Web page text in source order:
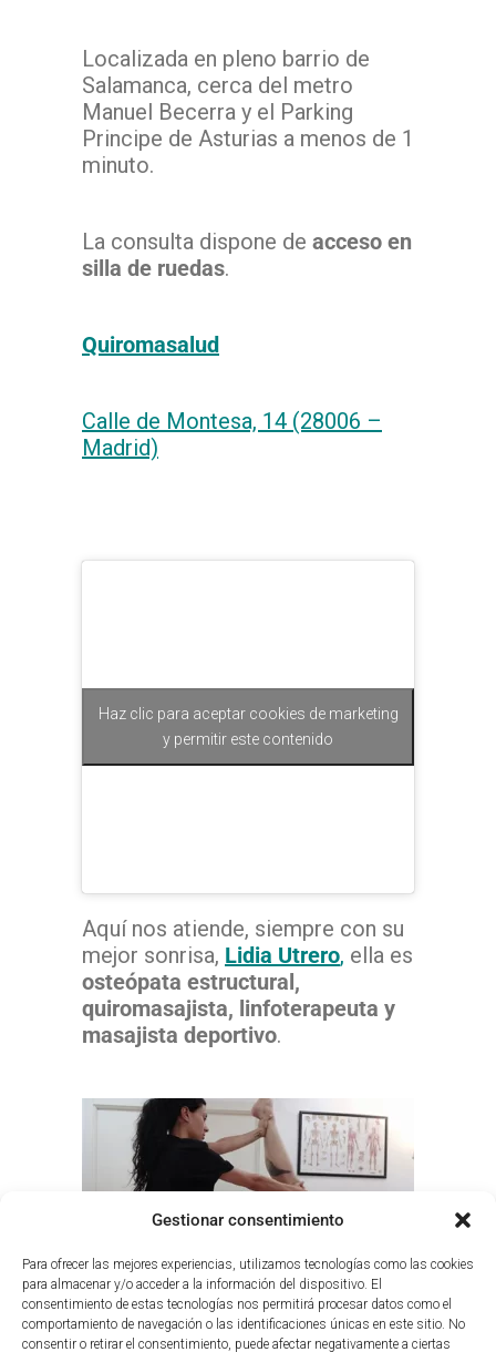
Gestionar consentimiento
Para ofrecer las mejores experiencias, utilizamos tecnologías como las cookies
para almacenar y/o acceder a la información del dispositivo. El
consentimiento de estas tecnologías nos permitirá procesar datos como el
comportamiento de navegación o las identificaciones únicas en este sitio. No
consentir o retirar el consentimiento, puede afectar negativamente a ciertas
Localizada en pleno barrio de
Salamanca, cerca del metro
Manuel Becerra y el Parking
Principe de Asturias a menos de 1
minuto.
La consulta dispone de acceso en
silla de ruedas.
Quiromasalud
Calle de Montesa, 14 (28006 –
Madrid)
Haz clic para aceptar cookies de marketing
y permitir este contenido
Aquí nos atiende, siempre con su
mejor sonrisa, Lidia Utrero, ella es
osteópata estructural,
quiromasajista, linfoterapeuta y
masajista deportivo.
Lidia es experta enprevención y